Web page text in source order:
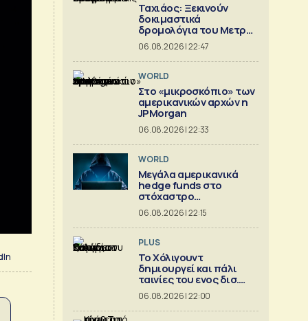
Ταχιάος: Ξεκινούν
δοκιμαστικά
δρομολόγια του Μετρό
Θεσσαλονίκης προς
Καλαμαριά
06.08.2026 | 22:47
WORLD
Στο «μικροσκόπιο» των
αμερικανικών αρχών η
JPMorgan
06.08.2026 | 22:33
WORLD
Μεγάλα αμερικανικά
hedge funds στο
στόχαστρο
κυβερνοεπιθέσεων
06.08.2026 | 22:15
PLUS
Το Χόλιγουντ
δημιουργεί και πάλι
ταινίες του ενος δισ.
δολ.
06.08.2026 | 22:00